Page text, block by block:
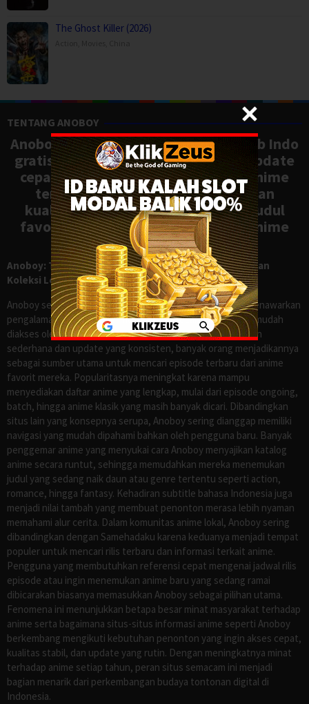
The Ghost Killer (2026)
TENTANG ANOBOY
Anoboy adalah situs nonton anime sub Indo
gratis dengan koleksi lengkap dan update
cepat, mirip Samehadaku. Tonton anime
terbaru, ongoing, dan batch dengan
kualitas HD tanpa ribet. Temukan judul
favoritmu dan nikmati streaming anime
terbaik kapan saja.
Anoboy: Tempat Nonton Anime Sub Indo Gratis dengan
Koleksi Lengkap seperti Samehadaku
Anoboy sejak lama dikenal sebagai salah satu situs yang menawarkan
pengalaman menonton anime sub Indo secara praktis dan mudah
diakses oleh para penggemar di Indonesia. Dengan tampilan
sederhana dan update yang konsisten, banyak orang menjadikannya
sebagai sumber utama untuk mencari episode terbaru dari anime
favorit mereka. Popularitasnya meningkat karena mampu
menyediakan daftar anime yang lengkap, mulai dari episode ongoing,
batch, hingga anime klasik yang masih banyak dicari. Dibandingkan
situs lain yang konsepnya serupa, Anoboy sering dianggap memiliki
navigasi yang mudah dipahami bahkan oleh pengguna baru. Banyak
penggemar anime yang menyukai cara Anoboy menyajikan katalog
anime secara runtut, sehingga memudahkan mereka menemukan
judul yang sedang naik daun atau genre tertentu seperti action,
romance, hingga fantasy. Kehadiran subtitle bahasa Indonesia juga
menjadi nilai tambah yang membuat penonton merasa lebih nyaman
memahami alur cerita. Dalam komunitas anime lokal, Anoboy sering
dibandingkan dengan Samehadaku karena keduanya menjadi tempat
populer untuk mencari rilis terbaru dan informasi terkait anime.
Pengguna yang membutuhkan referensi cepat mengenai jadwal rilis
episode atau ingin menemukan anime baru yang sedang ramai
dibicarakan biasanya memasukkan Anoboy sebagai pilihan utama.
Fenomena ini menunjukkan betapa besar minat masyarakat terhadap
anime serta bagaimana situs-situs informasi anime seperti Anoboy
berkembang mengikuti kebutuhan penonton yang ingin akses cepat,
kualitas stabil, dan update yang rutin. Dengan meningkatnya minat
terhadap anime setiap tahun, peran situs semacam ini menjadi
bagian menarik dari perkembangan budaya tontonan digital di
Indonesia.